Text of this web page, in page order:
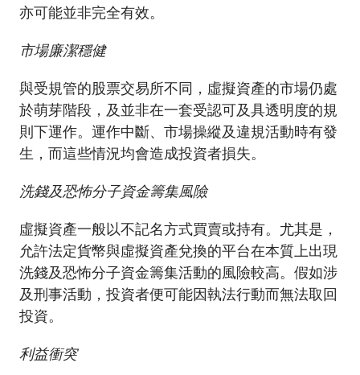
亦可能並非完全有效。
市場廉潔穩健
與受規管的股票交易所不同，虛擬資產的市場仍處
於萌芽階段，及並非在一套受認可及具透明度的規
則下運作。運作中斷、市場操縱及違規活動時有發
生，而這些情況均會造成投資者損失。
洗錢及恐怖分子資金籌集風險
虛擬資產一般以不記名方式買賣或持有。尤其是，
允許法定貨幣與虛擬資產兌換的平台在本質上出現
洗錢及恐怖分子資金籌集活動的風險較高。假如涉
及刑事活動，投資者便可能因執法行動而無法取回
投資。
利益衝突